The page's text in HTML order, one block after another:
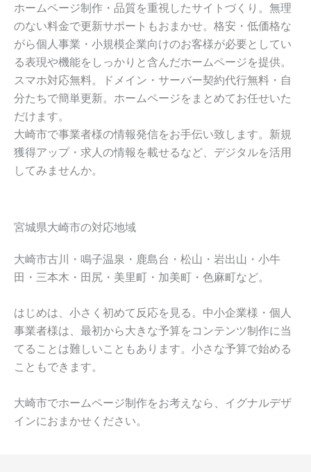
ホームページ制作・品質を重視したサイトづくり。無理
のない料金で更新サポートもおまかせ。格安・低価格な
がら個人事業・小規模企業向けのお客様が必要としてい
る表現や機能をしっかりと含んだホームページを提供。
スマホ対応無料。ドメイン・サーバー契約代行無料・自
分たちで簡単更新。ホームページをまとめてお任せいた
だけます。
大崎市で事業者様の情報発信をお手伝い致します。新規
獲得アップ・求人の情報を載せるなど、デジタルを活用
してみませんか。
宮城県大崎市の対応地域
大崎市古川・鳴子温泉・鹿島台・松山・岩出山・小牛
田・三本木・田尻・美里町・加美町・色麻町など。
はじめは、小さく初めて反応を見る。中小企業様・個人
事業者様は、最初から大きな予算をコンテンツ制作に当
てることは難しいこともあります。小さな予算で始める
こともできます。
大崎市でホームページ制作をお考えなら、イグナルデザ
インにおまかせください。